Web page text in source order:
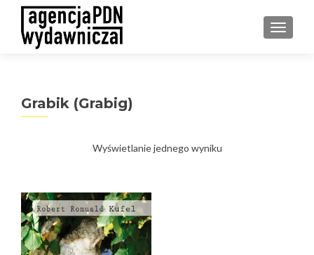
Grabik (Grabig)
Wyświetlanie jednego wyniku